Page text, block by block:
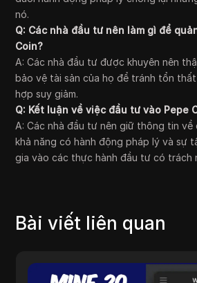
nó.
Q: Các nhà đầu tư nên làm gì để
Coin?
A: Các nhà đầu tư được khuyên nên
bảo vệ tài sản của họ để tránh tổn
hợp suy giảm.
Q: Kết luận về việc đầu tư vào Pepe
A: Các nhà đầu tư nên giữ thông tin về
khả năng có hành động pháp lý và sự
gia vào các thực hành đầu tư có trách
Bài viết liên quan